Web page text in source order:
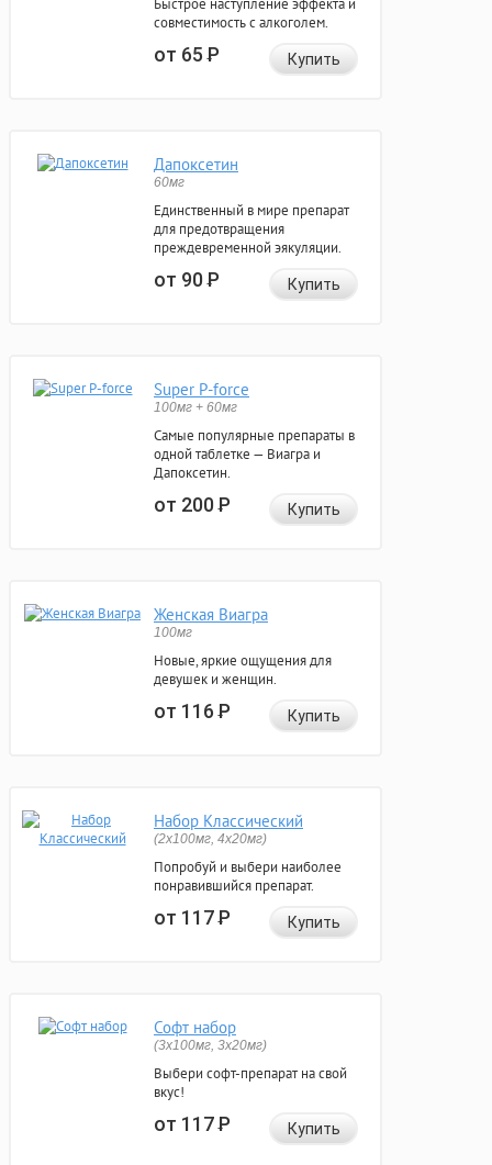
Быстрое наступление эффекта и
совместимость с алкоголем.
от 65Р Купить
Дапоксетин
60мг
Единственный в мире препарат
для предотвращения
преждевременной эякуляции.
от 90Р Купить
Super P-force
100мг + 60мг
Самые популярные препараты в
одной таблетке — Виагра и
Дапоксетин.
от 200Р Купить
Женская Виагра
100мг
Новые, яркие ощущения для
девушек и женщин.
от 116Р Купить
Набор Классический
(2x100мг, 4x20мг)
Попробуй и выбери наиболее
понравившийся препарат.
от 117Р Купить
Софт набор
(3x100мг, 3x20мг)
Выбери софт-препарат на свой
вкус!
от 117Р Купить